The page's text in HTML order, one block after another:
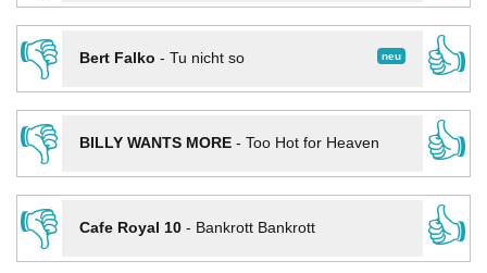
👎
neu
Bert Falko - Tu nicht so
👍
👎
BILLY WANTS MORE- Too Hot for Heaven
👍
👎
Cafe Royal 10- Bankrott Bankrott
👍